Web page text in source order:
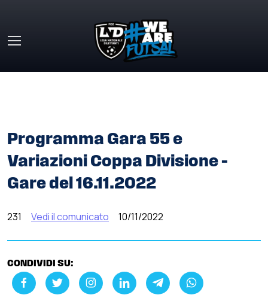
Programma Gara 55 e
Variazioni Coppa Divisione –
Gare del 16.11.2022
231 Vedi il comunicato 10/11/2022
CONDIVIDI SU: